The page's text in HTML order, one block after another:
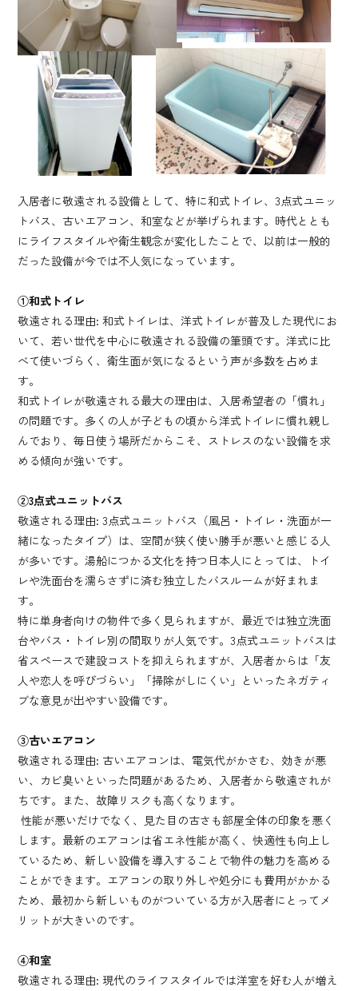
入居者に敬遠される設備として、特に和式トイレ、3点式ユニッ
トバス、古いエアコン、和室などが挙げられます。時代ととも
にライフスタイルや衛生観念が変化したことで、以前は一般的
だった設備が今では不人気になっています。
①和式トイレ
敬遠される理由: 和式トイレは、洋式トイレが普及した現代にお
いて、若い世代を中心に敬遠される設備の筆頭です。洋式に比
べて使いづらく、衛生面が気になるという声が多数を占めま
す。
和式トイレが敬遠される最大の理由は、入居希望者の「慣れ」
の問題です。多くの人が子どもの頃から洋式トイレに慣れ親し
んでおり、毎日使う場所だからこそ、ストレスのない設備を求
める傾向が強いです。
②3点式ユニットバス
敬遠される理由: 3点式ユニットバス（風呂・トイレ・洗面が一
緒になったタイプ）は、空間が狭く使い勝手が悪いと感じる人
が多いです。湯船につかる文化を持つ日本人にとっては、トイ
レや洗面台を濡らさずに済む独立したバスルームが好まれま
す。
特に単身者向けの物件で多く見られますが、最近では独立洗面
台やバス・トイレ別の間取りが人気です。3点式ユニットバスは
省スペースで建設コストを抑えられますが、入居者からは「友
人や恋人を呼びづらい」「掃除がしにくい」といったネガティ
ブな意見が出やすい設備です。
③古いエアコン
敬遠される理由: 古いエアコンは、電気代がかさむ、効きが悪
い、カビ臭いといった問題があるため、入居者から敬遠されが
ちです。また、故障リスクも高くなります。
性能が悪いだけでなく、見た目の古さも部屋全体の印象を悪く
します。最新のエアコンは省エネ性能が高く、快適性も向上し
ているため、新しい設備を導入することで物件の魅力を高める
ことができます。エアコンの取り外しや処分にも費用がかかる
ため、最初から新しいものがついている方が入居者にとってメ
リットが大きいのです。
④和室
敬遠される理由: 現代のライフスタイルでは洋室を好む人が増え